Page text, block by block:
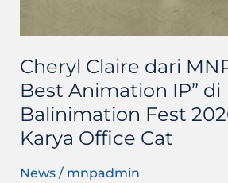
Cheryl Claire dari
Best Animation IP” di
Balinimation Fest
Karya Office Cat
News/ mnpadmin